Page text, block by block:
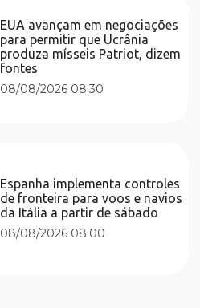
EUA avançam em negociações
para permitir que Ucrânia
produza mísseis Patriot, dizem
fontes
08/08/2026 08:30
Espanha implementa controles
de fronteira para voos e navios
da Itália a partir de sábado
08/08/2026 08:00